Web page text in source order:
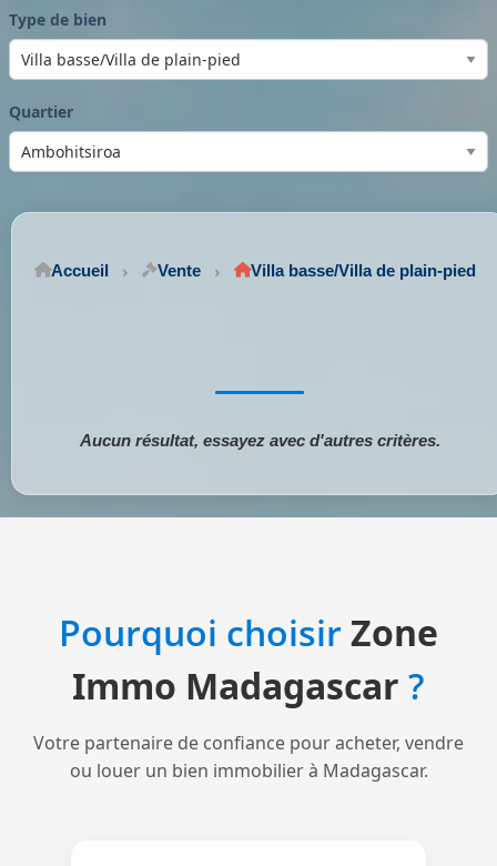
Type de bien
Quartier
Accueil Vente Villa basse/Villa de plain-pied
Aucun résultat, essayez avec d'autres critères.
Pourquoi choisirZone
Immo Madagascar ?
Votre partenaire de confiance pour acheter, vendre
ou louer un bien immobilier à Madagascar.